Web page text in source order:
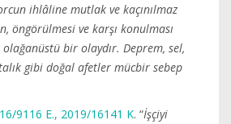
ihlâline mutlak ve kaçınılmaz
öngörülmesi ve karşı konulması
bir olaydır. Deprem, sel,
gibi doğal afetler mücbir sebep
9116 E., 2019/16141 K. “İşçiyi